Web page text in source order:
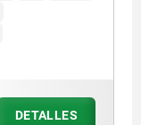
DETALLES